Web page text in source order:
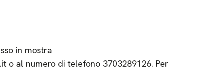
in mostra
o al numero di telefono 3703289126. Per